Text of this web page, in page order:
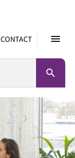
menu
CONTACT
search